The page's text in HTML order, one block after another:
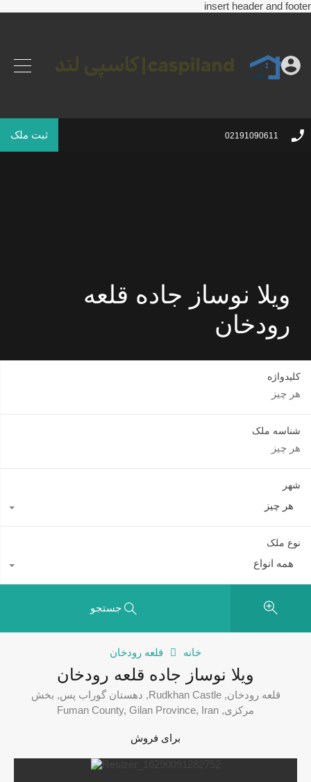
insert header and footer
02191090611 ثبت ملک
ویلا نوساز جاده قلعه
رودخان
کلیدواژه
شناسه ملک
شهر
هر چیز
نوع ملک
همه انواع
جستجو
خانه قلعه رودخان
ویلا نوساز جاده قلعه رودخان
قلعه رودخان, Rudkhan Castle, دهستان گوراب پس, بخش
مرکزی, Fuman County, Gilan Province, Iran
برای فروش